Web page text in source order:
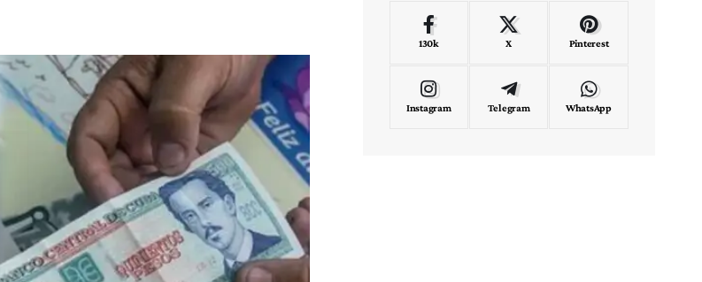
130k X Pinterest
Instagram Telegram WhatsApp